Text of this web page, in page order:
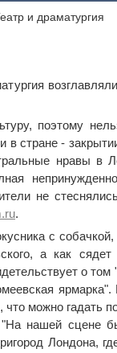
и драматургия
поэтому
в стране -
нравы в
не
.
с собачкой,
а как
о
ярмарка".
можно гадать
нашей сцене
Лондона,